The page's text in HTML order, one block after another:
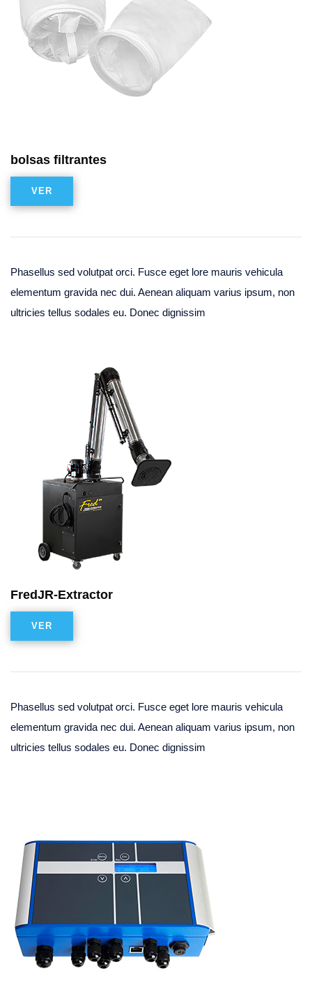
bolsas filtrantes
VER
Phasellus sed volutpat orci. Fusce eget lore mauris vehicula
elementum gravida nec dui. Aenean aliquam varius ipsum, non
ultricies tellus sodales eu. Donec dignissim
FredJR-Extractor
VER
Phasellus sed volutpat orci. Fusce eget lore mauris vehicula
elementum gravida nec dui. Aenean aliquam varius ipsum, non
ultricies tellus sodales eu. Donec dignissim